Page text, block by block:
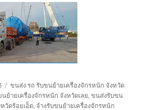
Tags
ขนส่ง รถ รับขนย้ายเครื่องจักรหนัก จังหวัด
ย้ายเครื่องจักรหนัก จังหวัดเลย,ขนส่งรับขน
วัดร้อยเอ็ด, จ้างรับขนย้ายเครื่องจักรหนัก